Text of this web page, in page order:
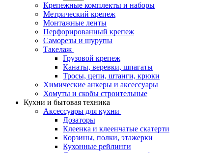
Крепежные комплекты и наборы
Метрический крепеж
Монтажные ленты
Перфорированный крепеж
Саморезы и шурупы
Такелаж
Грузовой крепеж
Канаты, веревки, шпагаты
Тросы, цепи, штанги, крюки
Химические анкеры и аксессуары
Хомуты и скобы строительные
Кухни и бытовая техника
Аксессуары для кухни
Дозаторы
Клеенка и клеенчатые скатерти
Корзины, полки, этажерки
Кухонные рейлинги